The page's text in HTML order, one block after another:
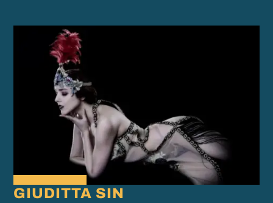
GIUDITTA SIN